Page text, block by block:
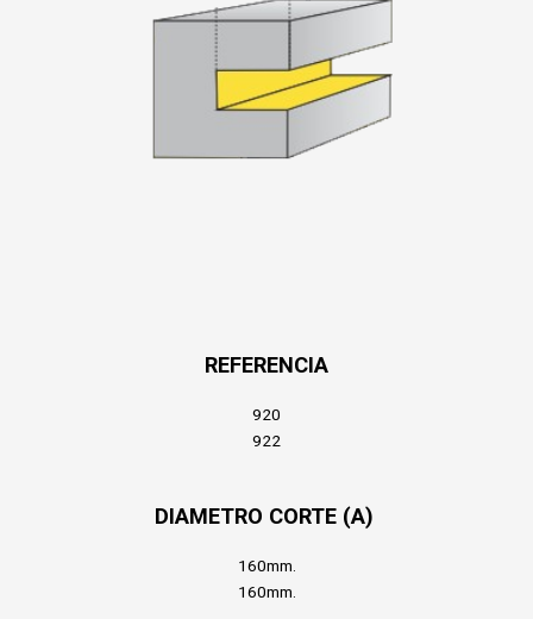
REFERENCIA
920
922
DIAMETRO CORTE (A)
160mm.
160mm.